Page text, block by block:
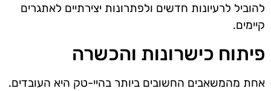
להוביל לרעיונות חדשים ולפתרונות יצירתיים לאתגרים
קיימים.
פיתוח כישרונות והכשרה
אחת מהמשאבים החשובים ביותר בהיי-טק היא העובדים.